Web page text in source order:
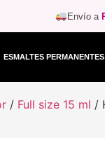
Envío a
ESMALTES PERMANENTES
/ Full size 15 ml /